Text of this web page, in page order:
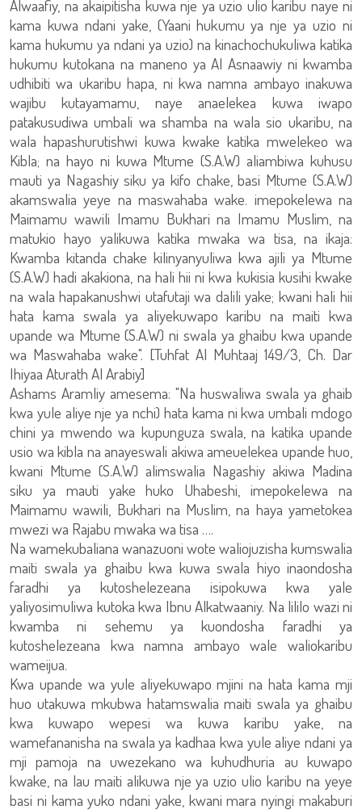
Alwaafiy, na akaipitisha kuwa nje ya uzio ulio karibu naye ni
kama kuwa ndani yake, (Yaani hukumu ya nje ya uzio ni
kama hukumu ya ndani ya uzio) na kinachochukuliwa katika
hukumu kutokana na maneno ya Al Asnaawiy ni kwamba
udhibiti wa ukaribu hapa, ni kwa namna ambayo inakuwa
wajibu kutayamamu, naye anaelekea kuwa iwapo
patakusudiwa umbali wa shamba na wala sio ukaribu, na
wala hapashurutishwi kuwa kwake katika mwelekeo wa
Kibla; na hayo ni kuwa Mtume (S.A.W) aliambiwa kuhusu
mauti ya Nagashiy siku ya kifo chake, basi Mtume (S.A.W)
akamswalia yeye na maswahaba wake. imepokelewa na
Maimamu wawili Imamu Bukhari na Imamu Muslim, na
matukio hayo yalikuwa katika mwaka wa tisa, na ikaja:
Kwamba kitanda chake kilinyanyuliwa kwa ajili ya Mtume
(S.A.W) hadi akakiona, na hali hii ni kwa kukisia kusihi kwake
na wala hapakanushwi utafutaji wa dalili yake; kwani hali hii
hata kama swala ya aliyekuwapo karibu na maiti kwa
upande wa Mtume (S.A.W) ni swala ya ghaibu kwa upande
wa Maswahaba wake". [Tuhfat Al Muhtaaj 149/3, Ch. Dar
Ihiyaa Aturath Al Arabiy]
Ashams Aramliy amesema: "Na huswaliwa swala ya ghaib
kwa yule aliye nje ya nchi) hata kama ni kwa umbali mdogo
chini ya mwendo wa kupunguza swala, na katika upande
usio wa kibla na anayeswali akiwa ameuelekea upande huo,
kwani Mtume (S.A.W) alimswalia Nagashiy akiwa Madina
siku ya mauti yake huko Uhabeshi, imepokelewa na
Maimamu wawili, Bukhari na Muslim, na haya yametokea
mwezi wa Rajabu mwaka wa tisa ….
Na wamekubaliana wanazuoni wote waliojuzisha kumswalia
maiti swala ya ghaibu kwa kuwa swala hiyo inaondosha
faradhi ya kutoshelezeana isipokuwa kwa yale
yaliyosimuliwa kutoka kwa Ibnu Alkatwaaniy. Na lililo wazi ni
kwamba ni sehemu ya kuondosha faradhi ya
kutoshelezeana kwa namna ambayo wale waliokaribu
wameijua.
Kwa upande wa yule aliyekuwapo mjini na hata kama mji
huo utakuwa mkubwa hatamswalia maiti swala ya ghaibu
kwa kuwapo wepesi wa kuwa karibu yake, na
wamefananisha na swala ya kadhaa kwa yule aliye ndani ya
mji pamoja na uwezekano wa kuhudhuria au kuwapo
kwake, na lau maiti alikuwa nje ya uzio ulio karibu na yeye
basi ni kama yuko ndani yake, kwani mara nyingi makaburi